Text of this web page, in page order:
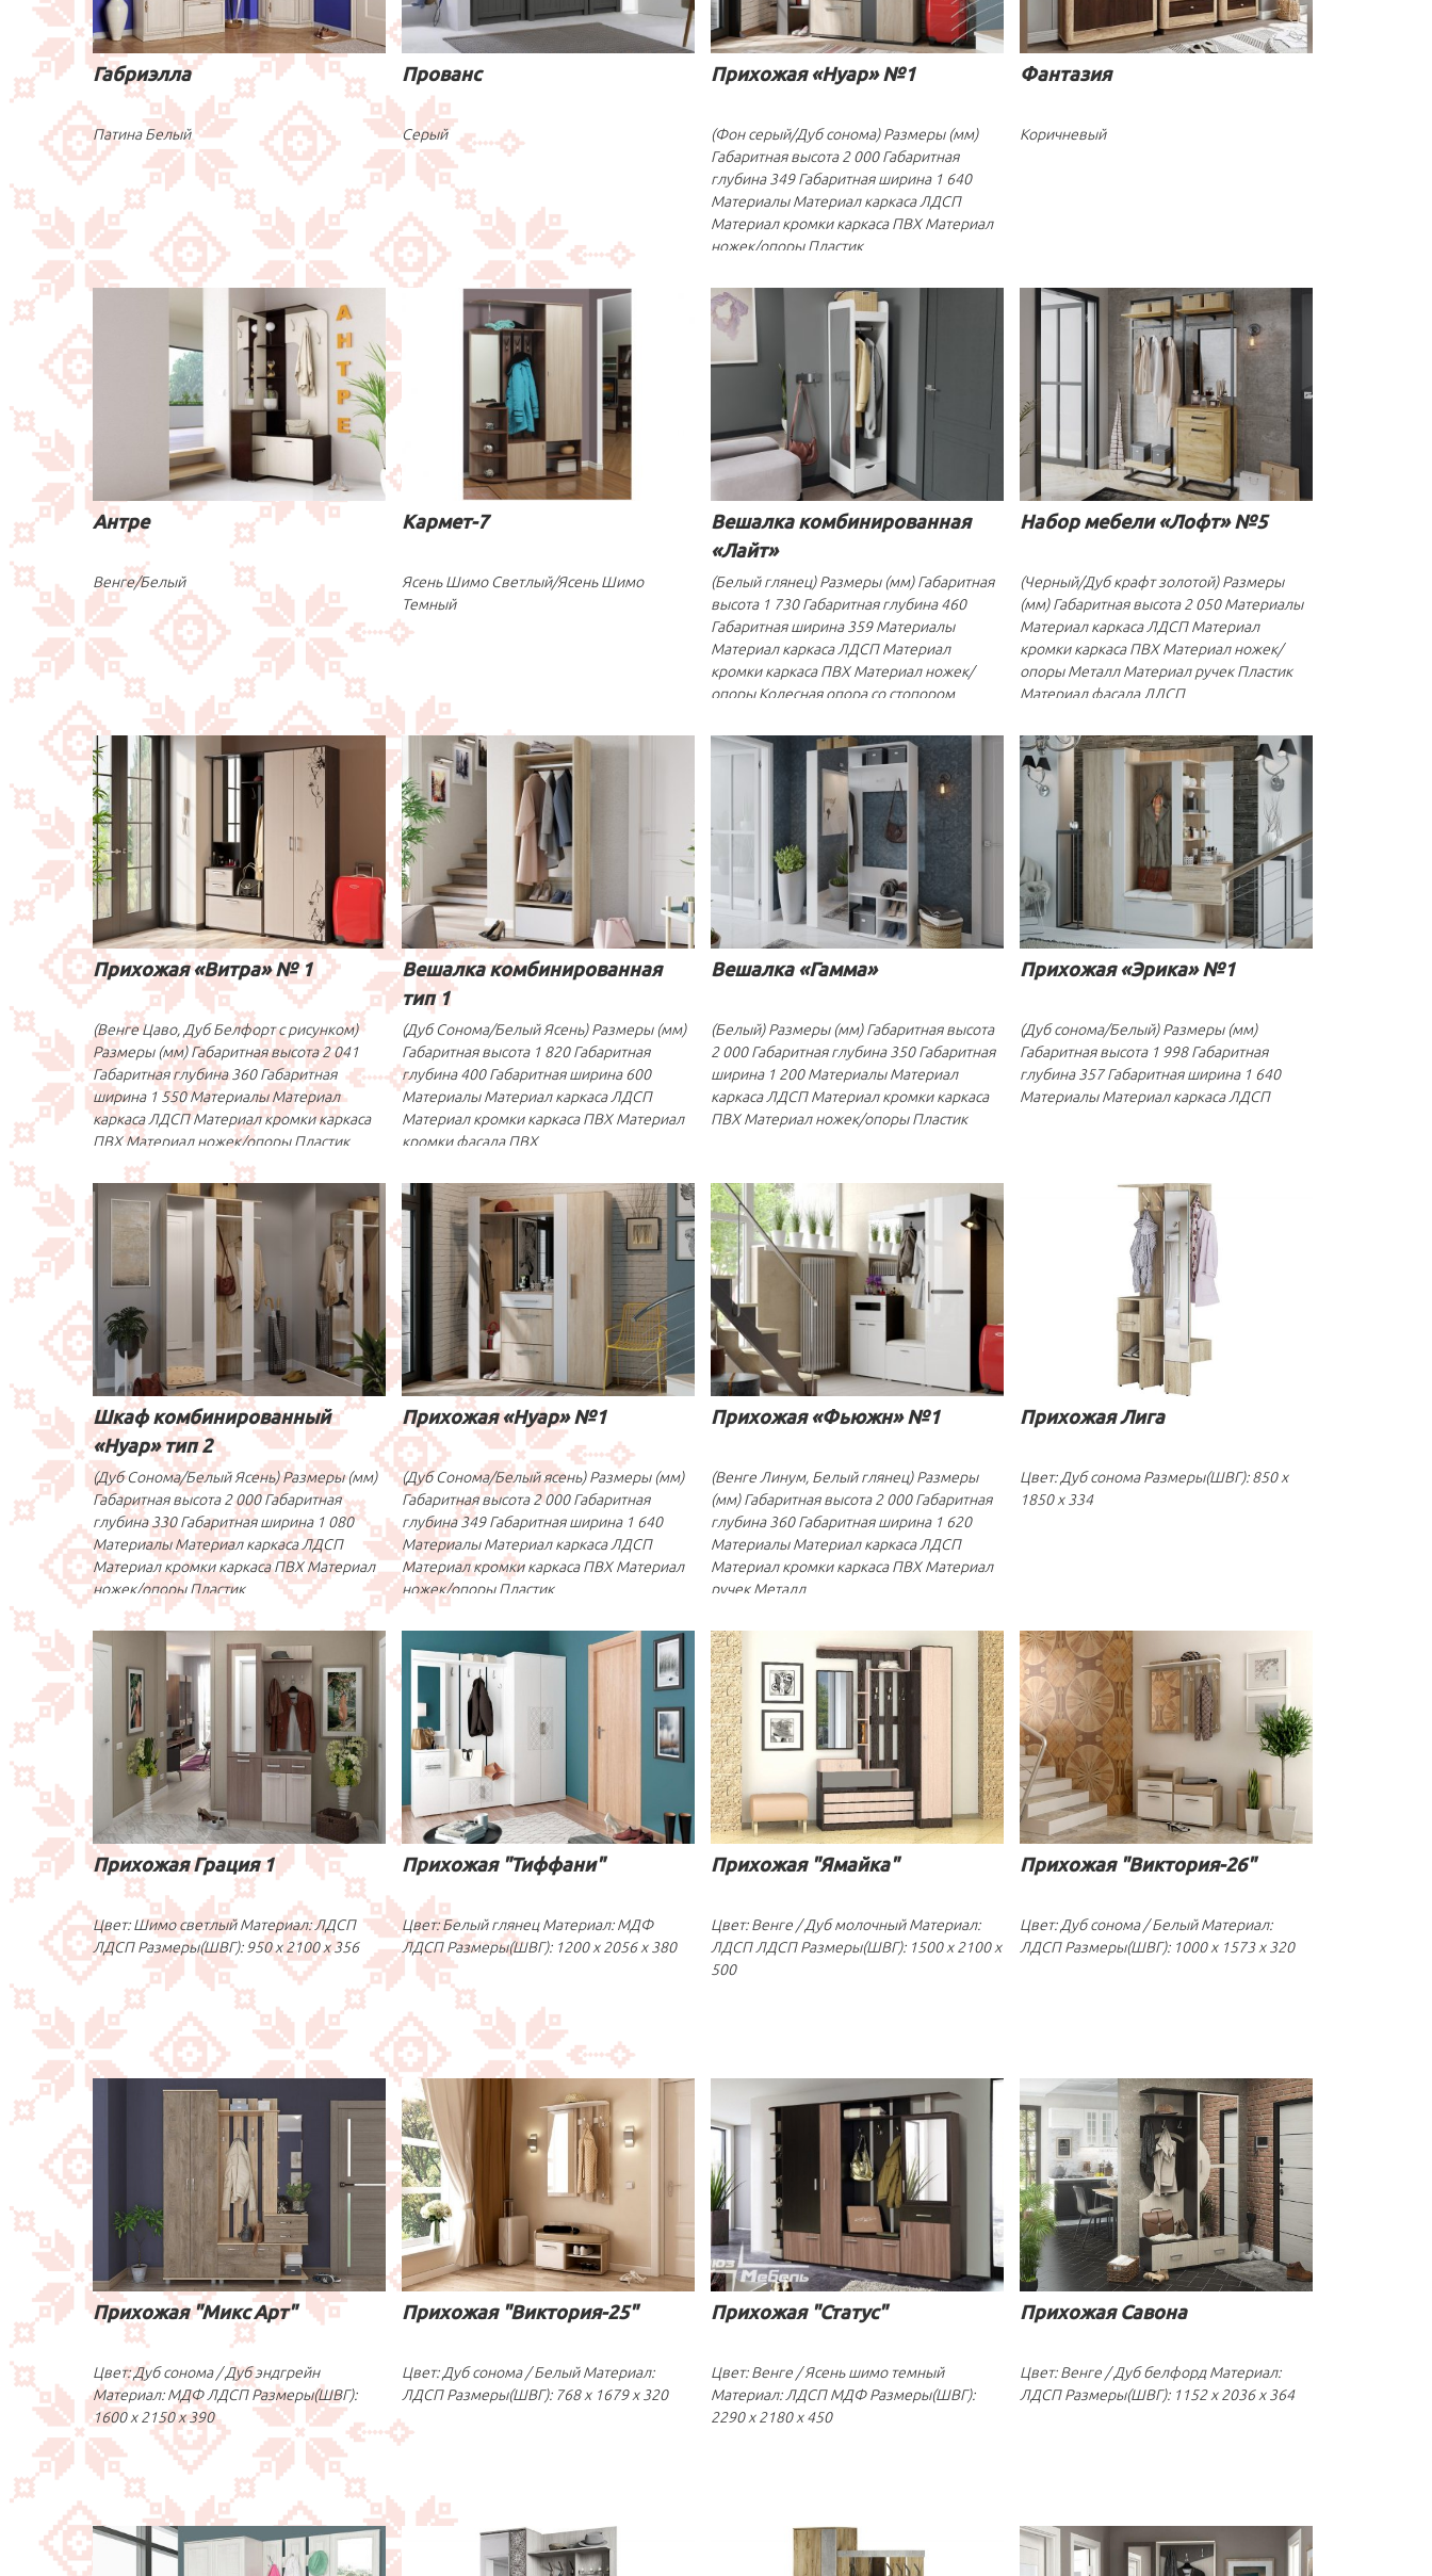
Габриэлла
Патина Белый
Прованс
Серый
Прихожая «Нуар» №1
(Фон серый/Дуб сонома) Размеры (мм)
Габаритная высота 2 000 Габаритная
глубина 349 Габаритная ширина 1 640
Материалы Материал каркаса ЛДСП
Материал кромки каркаса ПВХ Материал
ножек/опоры Пластик
Фантазия
Коричневый
Антре
Венге/Белый
Кармет-7
Ясень Шимо Светлый/Ясень Шимо
Темный
Вешалка комбинированная
«Лайт»
(Белый глянец) Размеры (мм) Габаритная
высота 1 730 Габаритная глубина 460
Габаритная ширина 359 Материалы
Материал каркаса ЛДСП Материал
кромки каркаса ПВХ Материал ножек/
опоры Колесная опора со стопором
Набор мебели «Лофт» №5
(Черный/Дуб крафт золотой) Размеры
(мм) Габаритная высота 2 050 Материалы
Материал каркаса ЛДСП Материал
кромки каркаса ПВХ Материал ножек/
опоры Металл Материал ручек Пластик
Материал фасада ЛДСП
Прихожая «Витра» № 1
(Венге Цаво, Дуб Белфорт с рисунком)
Размеры (мм) Габаритная высота 2 041
Габаритная глубина 360 Габаритная
ширина 1 550 Материалы Материал
каркаса ЛДСП Материал кромки каркаса
ПВХ Материал ножек/опоры Пластик
Вешалка комбинированная
тип 1
(Дуб Сонома/Белый Ясень) Размеры (мм)
Габаритная высота 1 820 Габаритная
глубина 400 Габаритная ширина 600
Материалы Материал каркаса ЛДСП
Материал кромки каркаса ПВХ Материал
кромки фасада ПВХ
Вешалка «Гамма»
(Белый) Размеры (мм) Габаритная высота
2 000 Габаритная глубина 350 Габаритная
ширина 1 200 Материалы Материал
каркаса ЛДСП Материал кромки каркаса
ПВХ Материал ножек/опоры Пластик
Прихожая «Эрика» №1
(Дуб сонома/Белый) Размеры (мм)
Габаритная высота 1 998 Габаритная
глубина 357 Габаритная ширина 1 640
Материалы Материал каркаса ЛДСП
Шкаф комбинированный
«Нуар» тип 2
(Дуб Сонома/Белый Ясень) Размеры (мм)
Габаритная высота 2 000 Габаритная
глубина 330 Габаритная ширина 1 080
Материалы Материал каркаса ЛДСП
Материал кромки каркаса ПВХ Материал
ножек/опоры Пластик
Прихожая «Нуар» №1
(Дуб Сонома/Белый ясень) Размеры (мм)
Габаритная высота 2 000 Габаритная
глубина 349 Габаритная ширина 1 640
Материалы Материал каркаса ЛДСП
Материал кромки каркаса ПВХ Материал
ножек/опоры Пластик
Прихожая «Фьюжн» №1
(Венге Линум, Белый глянец) Размеры
(мм) Габаритная высота 2 000 Габаритная
глубина 360 Габаритная ширина 1 620
Материалы Материал каркаса ЛДСП
Материал кромки каркаса ПВХ Материал
ручек Металл
Прихожая Лига
Цвет: Дуб сонома Размеры(ШВГ): 850 x
1850 x 334
Прихожая Грация 1
Цвет: Шимо светлый Материал: ЛДСП
ЛДСП Размеры(ШВГ): 950 x 2100 x 356
Прихожая "Тиффани"
Цвет: Белый глянец Материал: МДФ
ЛДСП Размеры(ШВГ): 1200 x 2056 x 380
Прихожая "Ямайка"
Цвет: Венге / Дуб молочный Материал:
ЛДСП ЛДСП Размеры(ШВГ): 1500 x 2100 x
500
Прихожая "Виктория-26"
Цвет: Дуб сонома / Белый Материал:
ЛДСП Размеры(ШВГ): 1000 x 1573 x 320
Прихожая "Микс Арт"
Цвет: Дуб сонома / Дуб эндгрейн
Материал: МДФ ЛДСП Размеры(ШВГ):
1600 x 2150 x 390
Прихожая "Виктория-25"
Цвет: Дуб сонома / Белый Материал:
ЛДСП Размеры(ШВГ): 768 x 1679 x 320
Прихожая "Статус"
Цвет: Венге / Ясень шимо темный
Материал: ЛДСП МДФ Размеры(ШВГ):
2290 x 2180 x 450
Прихожая Савона
Цвет: Венге / Дуб белфорд Материал:
ЛДСП Размеры(ШВГ): 1152 x 2036 x 364